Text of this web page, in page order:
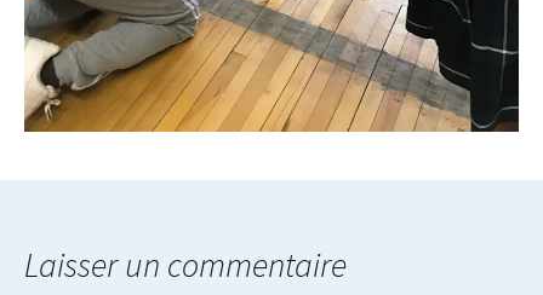
Laisser un commentaire